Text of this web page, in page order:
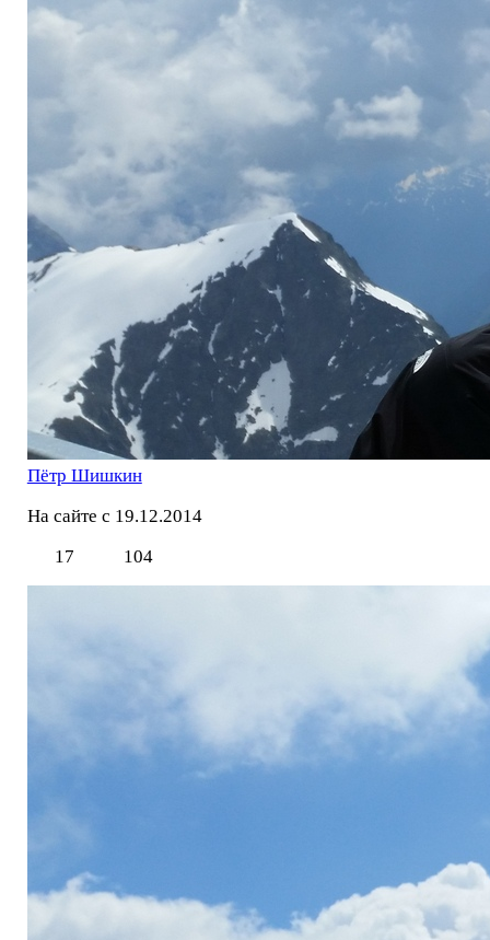
Пётр Шишкин
На сайте с 19.12.2014
17
104